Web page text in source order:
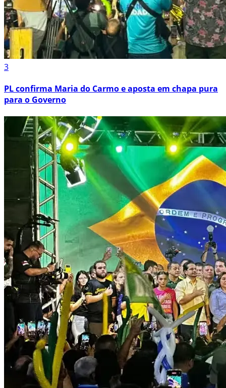
3
PL confirma Maria do Carmo e aposta em chapa pura
para o Governo